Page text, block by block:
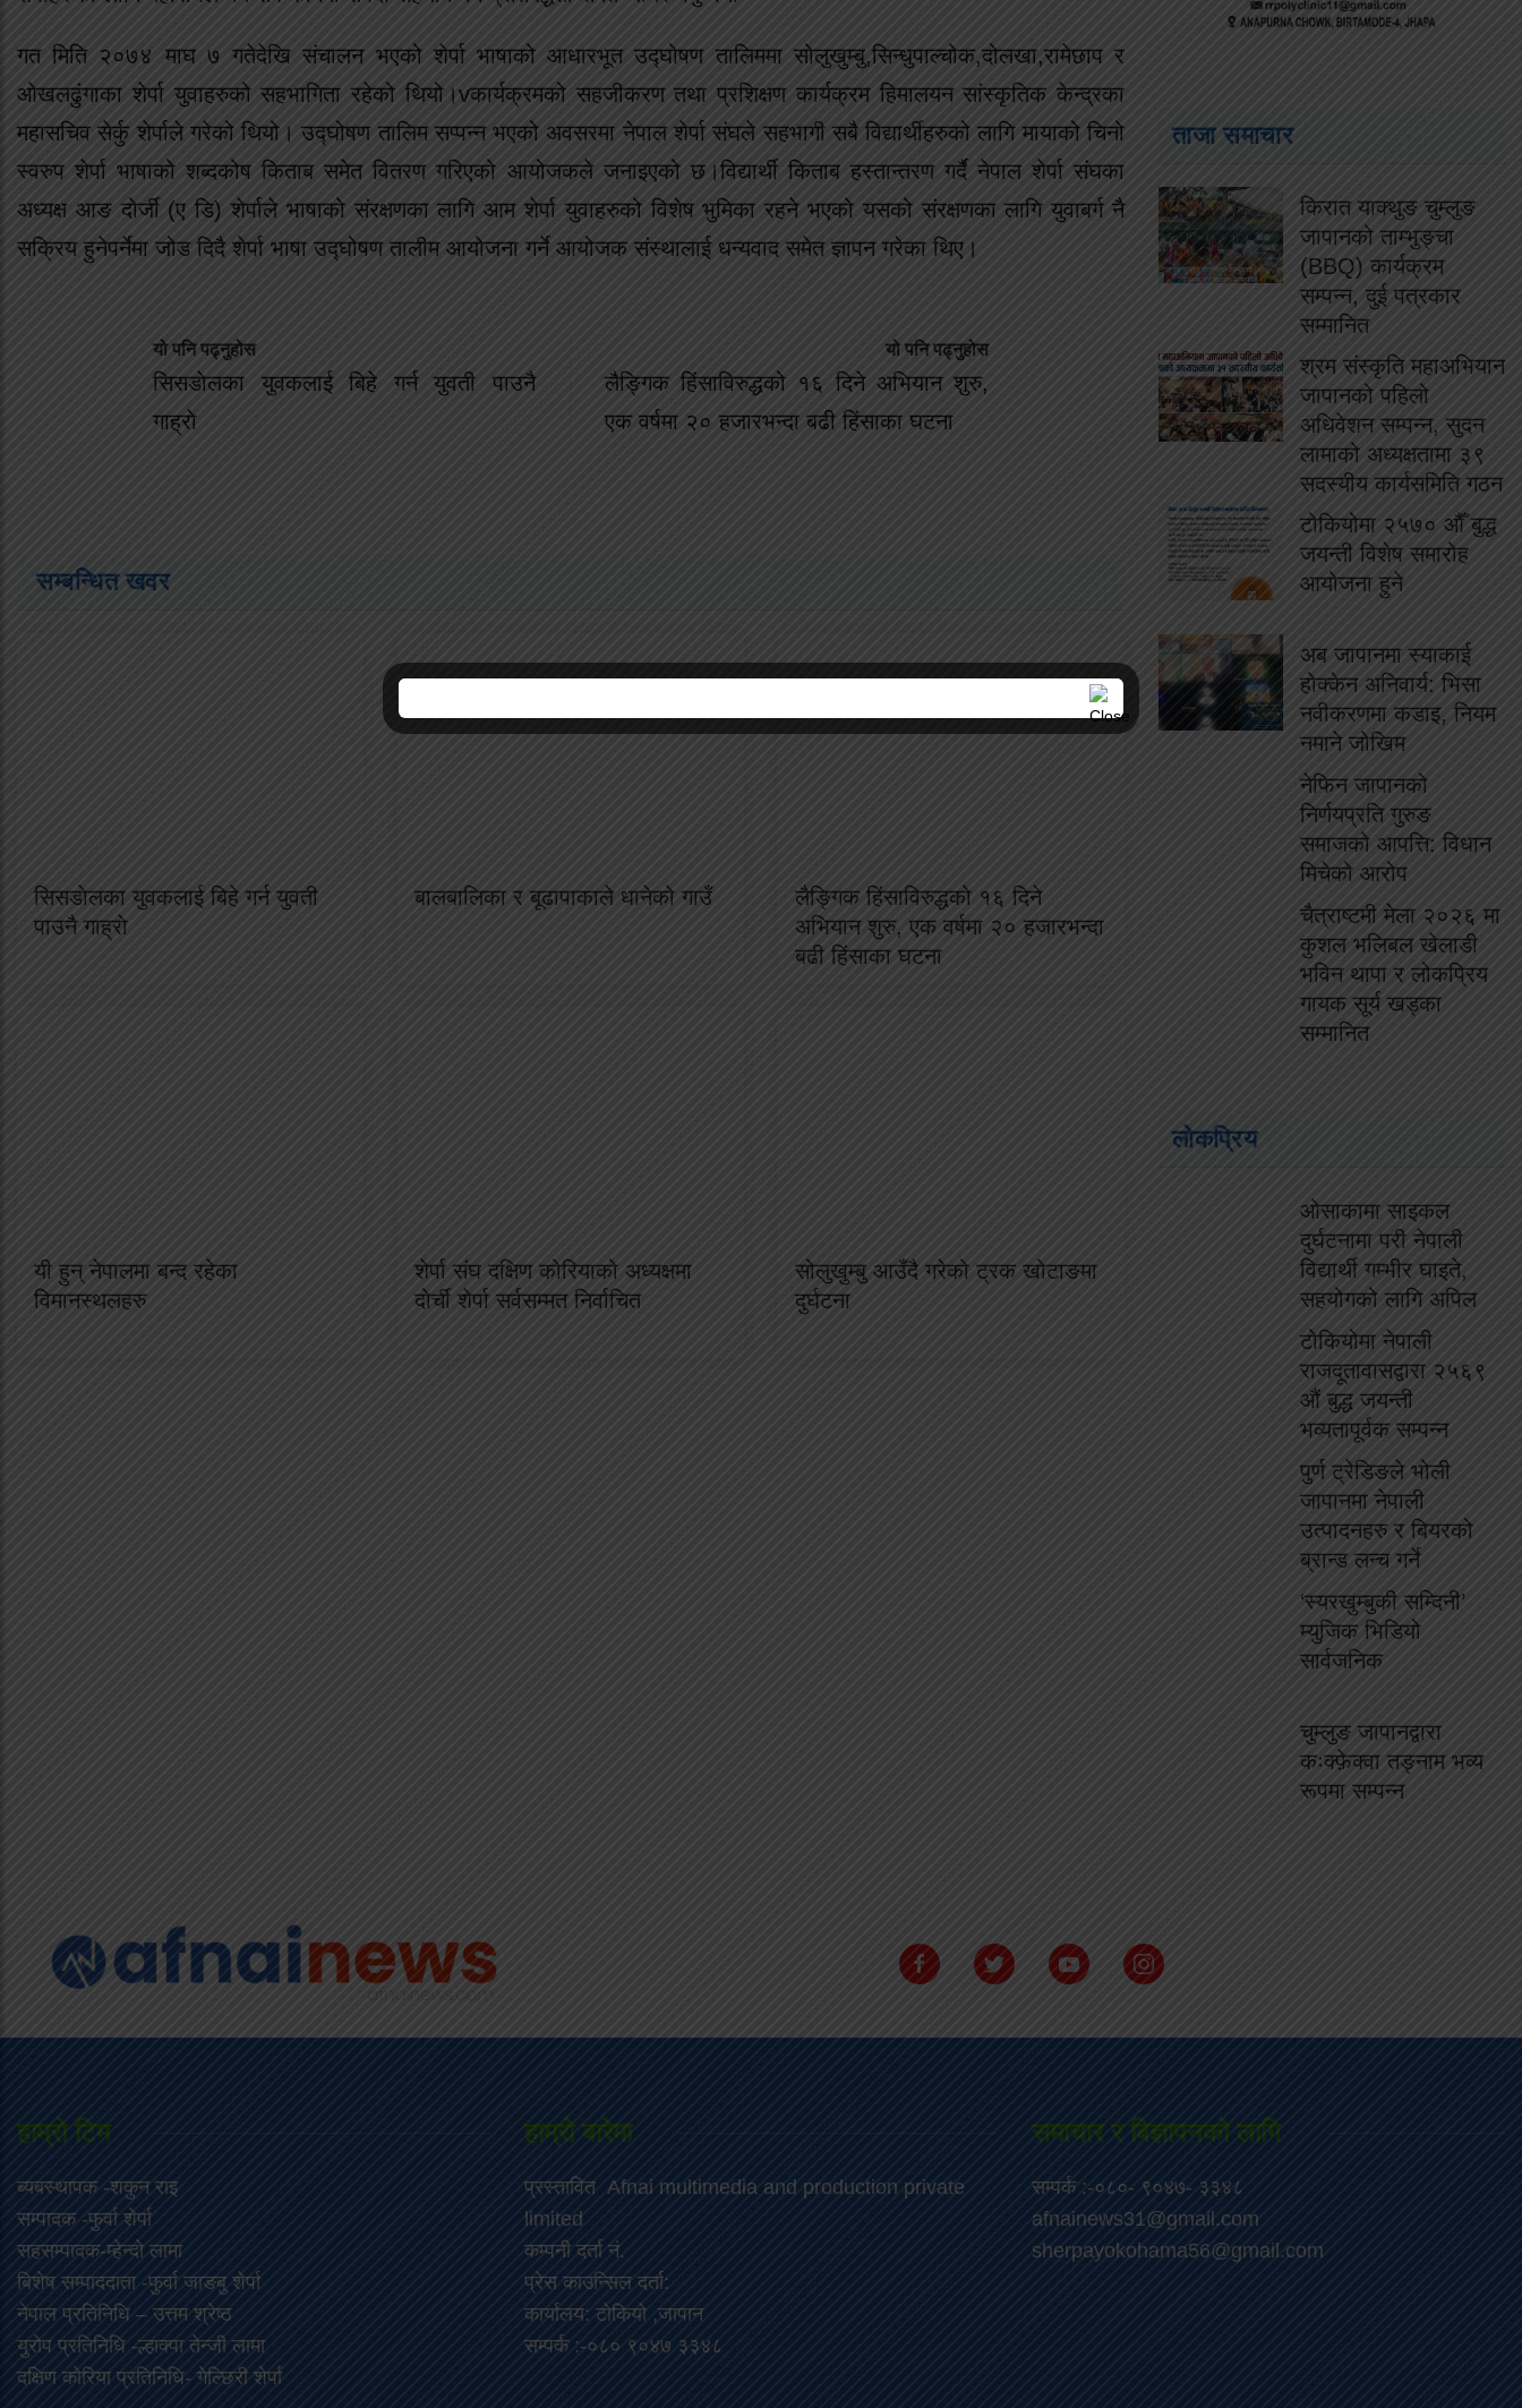
गत मिति २०७४ माघ ७ गतेदेखि संचालन भएको शेर्पा भाषाको आधारभूत उद्घोषण तालिममा सोलुखुम्बु,सिन्धुपाल्चोक,दोलखा,रामेछाप र
ओखलढुंगाका शेर्पा युवाहरुको सहभागिता रहेको थियो।vकार्यक्रमको सहजीकरण तथा प्रशिक्षण कार्यक्रम हिमालयन सांस्कृतिक केन्द्रका
महासचिव सेर्कु शेर्पाले गरेको थियो। उद्घोषण तालिम सप्पन्न भएको अवसरमा नेपाल शेर्पा संघले सहभागी सबै विद्यार्थीहरुको लागि मायाको चिनो
स्वरुप शेर्पा भाषाको शब्दकोष किताब समेत वितरण गरिएको आयोजकले जनाइएको छ।विद्यार्थी किताब हस्तान्तरण गर्दै नेपाल शेर्पा संघका
अध्यक्ष आङ दोर्जी (ए डि) शेर्पाले भाषाको संरक्षणका लागि आम शेर्पा युवाहरुको विशेष भुमिका रहने भएको यसको संरक्षणका लागि युवाबर्ग नै
सक्रिय हुनेपर्नेमा जोड दिदै शेर्पा भाषा उद्घोषण तालीम आयोजना गर्ने आयोजक संस्थालाई धन्यवाद समेत ज्ञापन गरेका थिए।
यो पनि पढ्नुहोस
सिसडाेलका युवकलाई बिहे गर्न युवती पाउनै
गाह्राे
यो पनि पढ्नुहोस
लैङ्गिक हिंसाविरुद्धको १६ दिने अभियान शुरु,
एक वर्षमा २० हजारभन्दा बढी हिंसाका घटना
सम्बन्धित खवर
सिसडाेलका युवकलाई बिहे गर्न युवती
पाउनै गाह्राे
बालबालिका र बूढापाकाले धानेको गाउँ
लैङ्गिक हिंसाविरुद्धको १६ दिने
अभियान शुरु, एक वर्षमा २० हजारभन्दा
बढी हिंसाका घटना
यी हुन् नेपालमा बन्द रहेका
विमानस्थलहरु
शेर्पा संघ दक्षिण कोरियाको अध्यक्षमा
दोर्ची शेर्पा सर्वसम्मत निर्वाचित
सोलुखुम्बु आउँदै गरेको ट्रक खोटाङमा
दुर्घटना
ताजा समाचार
किरात याक्थुङ चुम्लुङ
जापानको ताम्भुङ्चा
(BBQ) कार्यक्रम
सम्पन्न, दुई पत्रकार
सम्मानित
श्रम संस्कृति महाअभियान
जापानको पहिलो
अधिवेशन सम्पन्न, सुदन
लामाको अध्यक्षतामा ३९
सदस्यीय कार्यसमिति गठन
टोकियोमा २५७० औँ बुद्ध
जयन्ती विशेष समारोह
आयोजना हुने
अब जापानमा स्याकाई
होक्केन अनिवार्य: भिसा
नवीकरणमा कडाइ, नियम
नमाने जोखिम
नेफिन जापानको
निर्णयप्रति गुरुङ
समाजको आपत्ति: विधान
मिचेको आरोप
चैत्राष्टमी मेला २०२६ मा
कुशल भलिबल खेलाडी
भविन थापा र लोकप्रिय
गायक सूर्य खड्का
सम्मानित
लोकप्रिय
ओसाकामा साइकल
दुर्घटनामा परी नेपाली
विद्यार्थी गम्भीर घाइते,
सहयोगको लागि अपिल
टोकियोमा नेपाली
राजदूतावासद्वारा २५६९
औं बुद्ध जयन्ती
भव्यतापूर्वक सम्पन्न
पुर्ण ट्रेडिङले भोली
जापानमा नेपाली
उत्पादनहरु र बियरको
ब्रान्ड लन्च गर्ने
‘स्यरखुम्बुकी सम्दिनी’
म्युजिक भिडियो
सार्वजनिक
चुम्लुङ जापानद्वारा
कःक्फ़ेक्वा तङ्नाम भव्य
रूपमा सम्पन्न
हाम्राे टिम
ब्यबस्थापक -शकुन राइ
सम्पादक -फुर्वा शेर्पा
सहसम्पादक-म्हेन्दो लामा
‍बिशेष सम्पाददाता -फुर्वा जा‌ङबु शेर्पा
नेपाल प्रतिनिधि – उत्तम श्रेष्ठ
युरोप प्रतिनिधि -ल्हाक्पा तेन्जी लामा
दक्षिण कोरिया प्रतिनिधि- गेल्छिरी शेर्पा
हाम्रो बारेमा
प्रस्तावित Afnai multimedia and production private
limited
कम्पनी दर्ता नं.
प्रेस काउन्सिल दर्ता:
कार्यालय: टोकियो ,जापान
सम्पर्क :-०८० ९०४७ ३३४८
समाचार र बिज्ञापनको लागि
सम्पर्क :-०८०- ९०४७- ३३४८
afnainews31@gmail.com
sherpayokohama56@gmail.com